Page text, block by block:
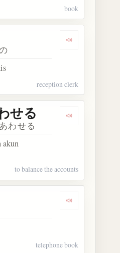
book
Dengarkan
reception clerk
合う Dengarkan
せる
わせる
akun
to balance the accounts
Dengarkan
telephone book